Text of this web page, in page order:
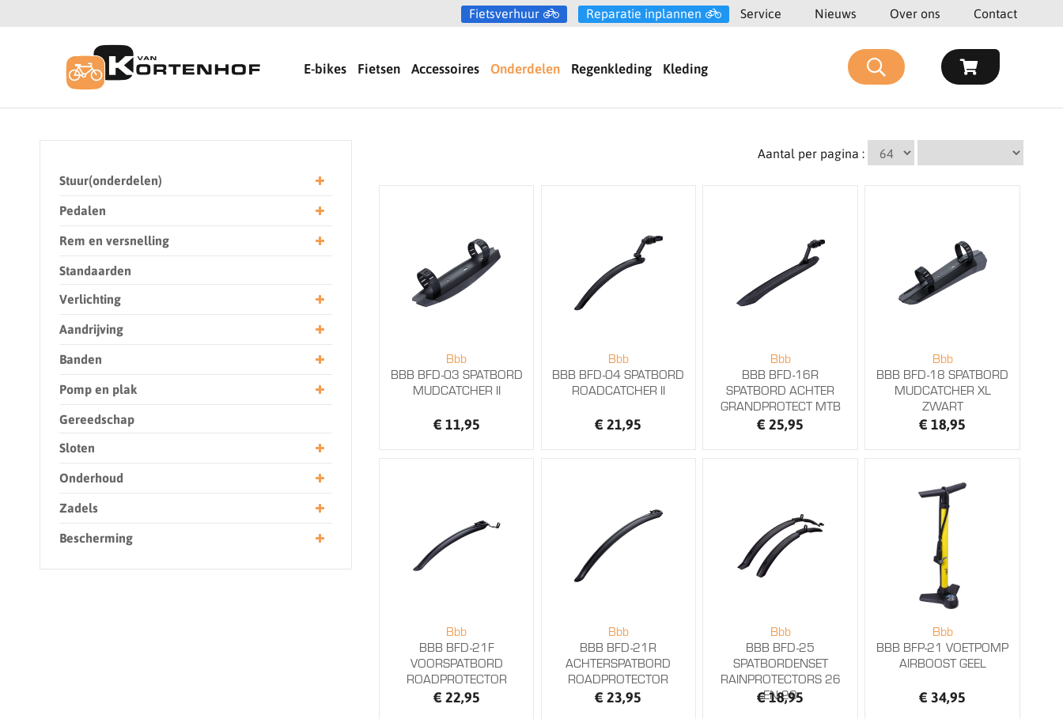
Fietsverhuur Reparatie inplannen Service Nieuws Over ons Contact
E-bikes Fietsen Accessoires Onderdelen Regenkleding Kleding
Stuur(onderdelen)
Pedalen
Rem en versnelling
Standaarden
Verlichting
Aandrijving
Banden
Pomp en plak
Gereedschap
Sloten
Onderhoud
Zadels
Bescherming
Aantal per pagina :
Bbb
BBB BFD-03 SPATBORD
MUDCATCHER II
€ 11,95
Bbb
BBB BFD-04 SPATBORD
ROADCATCHER II
€ 21,95
Bbb
BBB BFD-16R
SPATBORD ACHTER
GRANDPROTECT MTB
€ 25,95
Bbb
BBB BFD-18 SPATBORD
MUDCATCHER XL
ZWART
€ 18,95
Bbb
BBB BFD-21F
VOORSPATBORD
ROADPROTECTOR
€ 22,95
Bbb
BBB BFD-21R
ACHTERSPATBORD
ROADPROTECTOR
€ 23,95
Bbb
BBB BFD-25
SPATBORDENSET
RAINPROTECTORS 26
EN 28
€ 18,95
Bbb
BBB BFP-21 VOETPOMP
AIRBOOST GEEL
€ 34,95